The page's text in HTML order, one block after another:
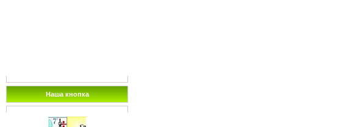
Наша кнопка